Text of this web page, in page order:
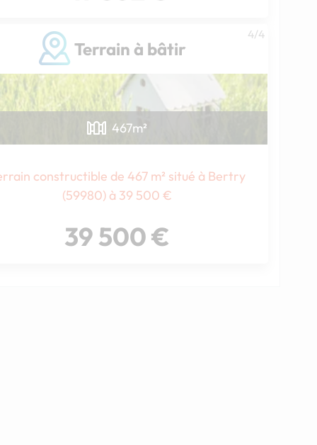
Terrain à bâtir
4/4
467m²
constructible de 467 m² situé à Bertry
(59980) à 39 500 €
39 500 €